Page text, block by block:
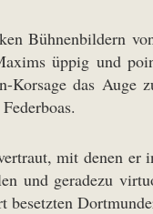
Bühnenbildern
üppig und
Korsage das Auge
mit denen
und geradezu
besetzten